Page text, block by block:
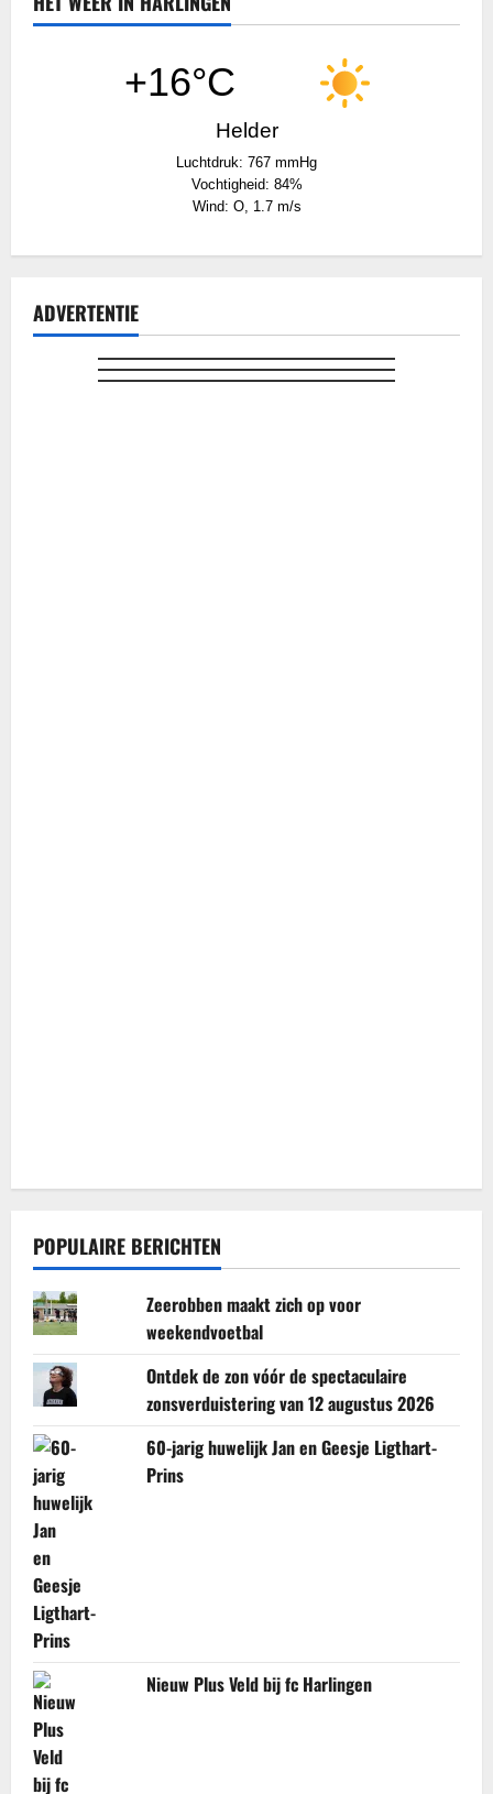
+16°C
Helder
Luchtdruk: 767 mmHg
Vochtigheid: 84%
Wind: O, 1.7 m/s
ADVERTENTIE
POPULAIRE BERICHTEN
Zeerobben maakt zich op voor
weekendvoetbal
Ontdek de zon vóór de spectaculaire
zonsverduistering van 12 augustus 2026
60-jarig huwelijk Jan en Geesje Ligthart-
Prins
Nieuw Plus Veld bij fc Harlingen